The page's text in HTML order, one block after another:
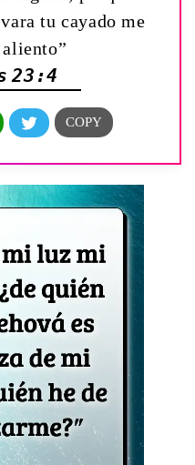
tu cayado me
23:4